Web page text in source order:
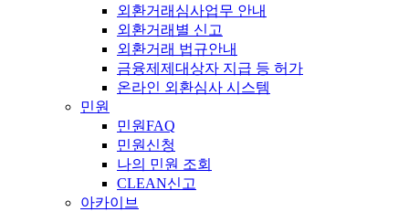
외환거래심사업무 안내
외환거래별 신고
외환거래 법규안내
금융제제대상자 지급 등 허가
온라인 외환심사 시스템
민원
민원FAQ
민원신청
나의 민원 조회
CLEAN신고
아카이브